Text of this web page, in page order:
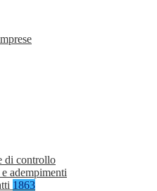
di controllo
adempimenti
1863